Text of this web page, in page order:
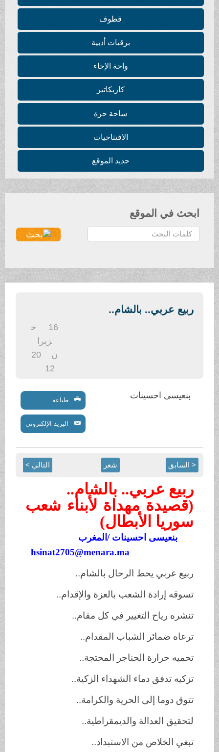
قطوف
برقيات أدبية
واحة الإخاء
كاريكاتير
ساحة حرة
الافتتاحيات
جديد الموقع
ابحث في الموقع
ح
ث
ربيع عربي.. بالشام..
زيرا
بنعيسى احسينات طباعة
البريد الإلكتروني
< السابق شعر التالي >
ربيع عربي.. بالشام..
(قصيدة مهداة لأبناء شعب
سوريا الأبطال)
بنعيسى احسينات /المغرب
hsinat2705@menara.ma
ربيع عربي يحط الرحال بالشام..
تسوقه إرادة الشعب بالعزة والإقدام..
تنشره رياح التغيير في كل مقام..
ترعاه ضمائر الشباب المقدام..
تحميه حرارة الحناجر المحتجة..
تزكيه تدفق دماء الشهداء الزكية..
تتوق دوما إلى الحرية والكرامة..
لتحقيق العدالة والديمقراطية..
تبغي الخلاص من الاستبداد..